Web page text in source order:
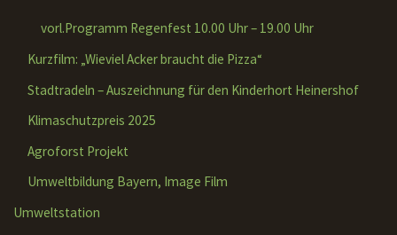
vorl.Programm Regenfest 10.00 Uhr – 19.00 Uhr
Kurzfilm: „Wieviel Acker braucht die Pizza“
Stadtradeln – Auszeichnung für den Kinderhort Heinershof
Klimaschutzpreis 2025
Agroforst Projekt
Umweltbildung Bayern, Image Film
Umweltstation